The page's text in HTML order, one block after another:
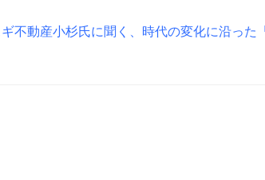
不動産小杉氏に聞く、時代の変化に沿った